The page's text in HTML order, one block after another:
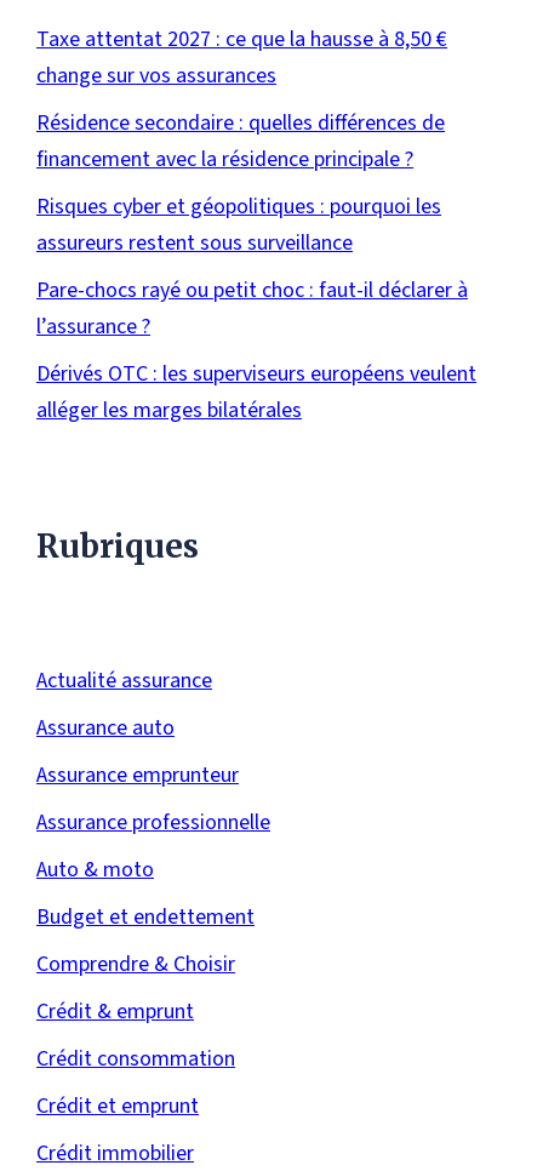
Taxe attentat 2027 : ce que la hausse à 8,50 €
change sur vos assurances
Résidence secondaire : quelles différences de
financement avec la résidence principale ?
Risques cyber et géopolitiques : pourquoi les
assureurs restent sous surveillance
Pare-chocs rayé ou petit choc : faut-il déclarer à
l’assurance ?
Dérivés OTC : les superviseurs européens veulent
alléger les marges bilatérales
Rubriques
Actualité assurance
Assurance auto
Assurance emprunteur
Assurance professionnelle
Auto & moto
Budget et endettement
Comprendre & Choisir
Crédit & emprunt
Crédit consommation
Crédit et emprunt
Crédit immobilier